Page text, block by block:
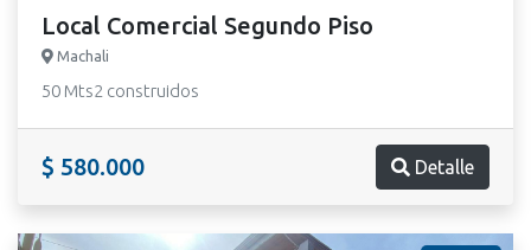
Local Comercial Segundo Piso
Machali
50 Mts2 construidos
$ 580.000 Detalle